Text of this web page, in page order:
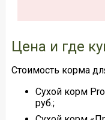
Цена и где
Стоимость корма
Сухой корм
руб.;